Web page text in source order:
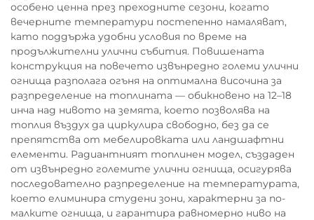
особено ценна през преходните сезони, когато
вечерните температури постепенно намаляват,
като поддържа удобни условия по време на
продължителни улични събития. Повишената
конструкция на повечето извънредно големи улични
огнища разполага огъня на оптимална височина за
разпределение на топлината — обикновено на 12–18
инча над нивото на земята, което позволява на
топлия въздух да циркулира свободно, без да се
препятства от мебелировката или ландшафтни
елементи. Радиантният топлинен модел, създаден
от извънредно големите улични огнища, осигурява
последователно разпределение на температурата,
което елиминира студени зони, характерни за по-
малките огнища, и гарантира равномерно ниво на